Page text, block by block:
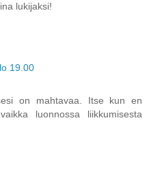
lukijaksi!
19.00
on mahtavaa. Itse kun en
luonnossa liikkumisesta